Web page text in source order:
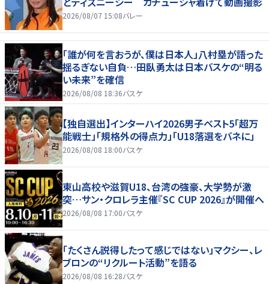
2026/08/07 15:08バレー
「誰が何を言おうが、僕は日本人」八村塁が語った
揺るぎない自負…田臥勇太は日本バスケの“明る
い未来”を確信
2026/08/08 18:36バスケ
【独自選出】インターハイ2026男子ベスト5「超万
能戦士」「規格外の得点力」「U18落選をバネに」
2026/08/08 18:00バスケ
東山高校や滋賀U18、台湾の強豪、大学勢が激
突…サン・クロレラ主催『SC CUP 2026』が開催へ
2026/08/08 17:00バスケ
「たくさん説得したって感じではない」マクシー、レ
ブロンの“リクルート活動”を語る
2026/08/08 16:28バスケ